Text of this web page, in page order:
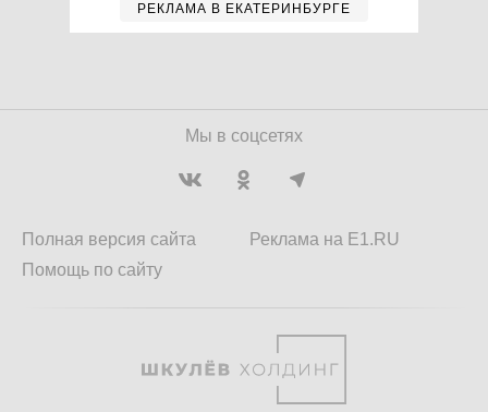
РЕКЛАМА В ЕКАТЕРИНБУРГЕ
Мы в соцсетях
Полная версия сайта
Помощь по сайту
Реклама на E1.RU